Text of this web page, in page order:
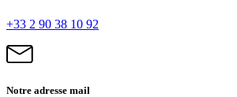
+33 2 90 38 10 92
Notre adresse mail